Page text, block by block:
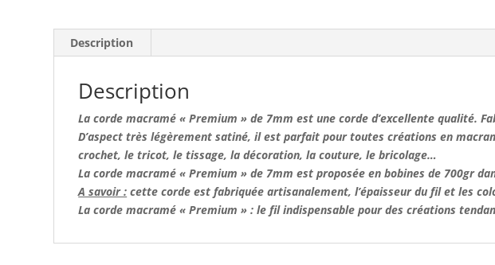
Description
Description
La corde macramé « Premium » de 7mm est une corde d’excellente qualité.
D’aspect très légèrement satiné, il est parfait pour toutes créations en
crochet, le tricot, le tissage, la décoration, la couture, le bricolage…
La corde macramé « Premium » de 7mm est proposée en bobines de 700gr
A savoir : cette corde est fabriquée artisanalement, l’épaisseur du fil et les
Lacorde macramé « Premium » : le fil indispensable pour des créations